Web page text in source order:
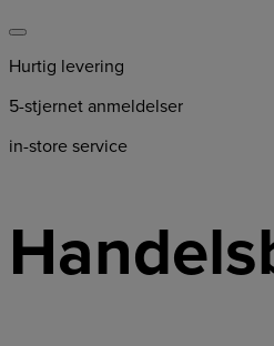
Hurtig levering
5-stjernet anmeldelser
in-store service